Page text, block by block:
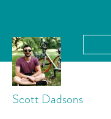
Scott Dadsons